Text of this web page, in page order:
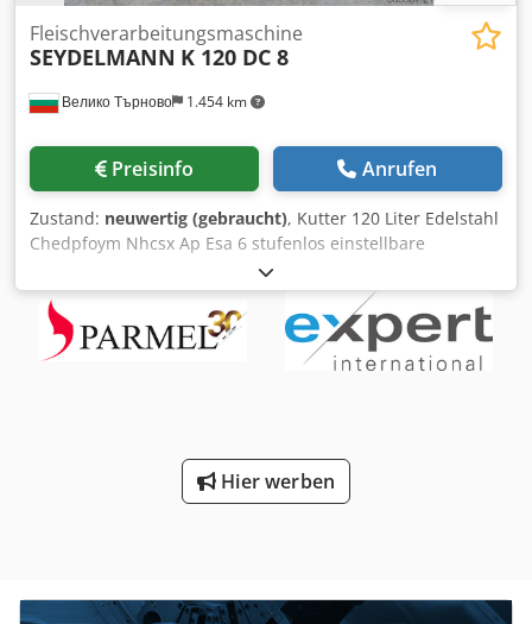
Велико Търново 1.454 km
Fleischverarbeitungsmaschine
SEYDELMANN K 120 DC 8
Preisinfo Anrufen
Zustand: neuwertig (gebraucht), Kutter 120 Liter Edelstahl
Chedpfoym Nhcsx Ap Esa 6 stufenlos einstellbare
Messergeschwindigkeiten 2 separate
Schüsselgeschwindigkeiten 2 Mischgeschwindigkeiten
Vollständig aus Spezial-Edelstahl gefertigt
Schüsselvolumen 120 Liter aus Edelstahl 1 Stk. Elektrischer
Produktschieber 1 Stk. Hydraulische Kippvorrichtung für
Schneidemesser Gesamtanschlusswert: 86 kW
Hier werben